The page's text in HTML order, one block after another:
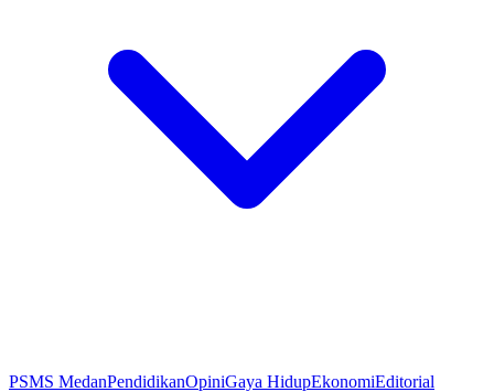
PSMS MedanPendidikanOpiniGaya HidupEkonomiEditorial